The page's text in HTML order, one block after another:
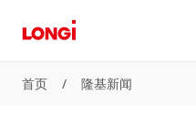
首页 / 隆基新闻